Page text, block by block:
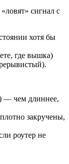
сигнал с
хотя бы
где вышка)
— чем длиннее,
закручены,
роутер не